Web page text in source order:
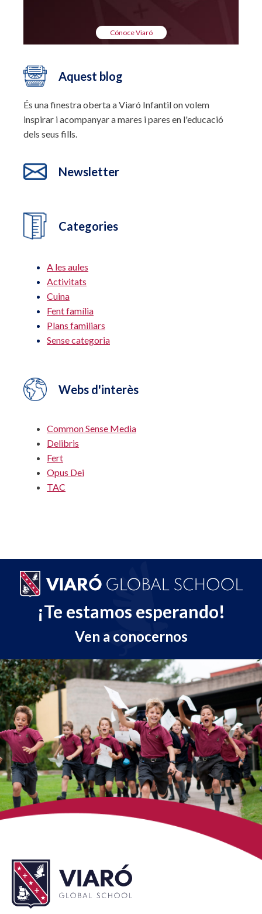
Cónoce Viaró
Aquest blog
És una finestra oberta a Viaró Infantil on volem
inspirar i acompanyar a mares i pares en l'educació
dels seus fills.
Newsletter
Categories
A les aules
Activitats
Cuina
Fent família
Plans familiars
Sense categoria
Webs d'interès
Common Sense Media
Delibris
Fert
Opus Dei
TAC
¡Te estamos esperando!
Ven a conocernos